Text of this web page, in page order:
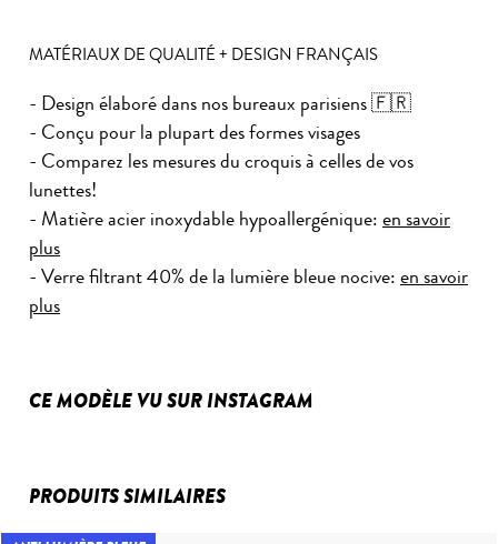
MATÉRIAUX DE QUALITÉ + DESIGN FRANÇAIS
- Design élaboré dans nos bureaux parisiens 🇫🇷
- Conçu pour la plupart des formes visages
- Comparez les mesures du croquis à celles de vos
lunettes!
- Matière acier inoxydable hypoallergénique: en savoir
plus
- Verre filtrant 40% de la lumière bleue nocive: en savoir
plus
CE MODÈLE VU SUR INSTAGRAM
PRODUITS SIMILAIRES